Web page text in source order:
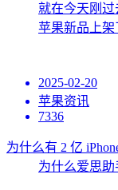
就在今天刚过
苹果新品上架
2025-02-20
苹果资讯
7336
为什么有 2 亿
为什么爱思助